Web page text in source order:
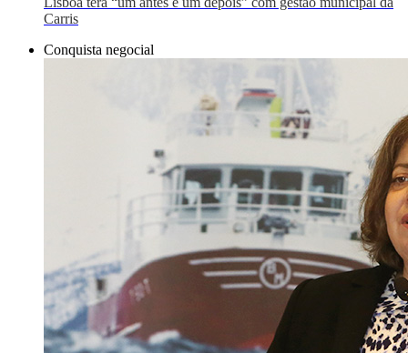
Carris
Conquista negocial